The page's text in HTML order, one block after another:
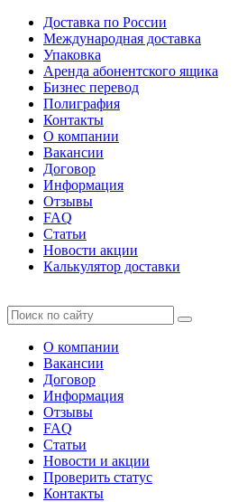
Доставка по России
Международная доставка
Упаковка
Аренда абонентского ящика
Бизнес перевод
Полиграфия
Контакты
О компании
Вакансии
Договор
Информация
Отзывы
FAQ
Статьи
Новости акции
Калькулятор доставки
О компании
Вакансии
Договор
Информация
Отзывы
FAQ
Статьи
Новости и акции
Проверить статус
Контакты